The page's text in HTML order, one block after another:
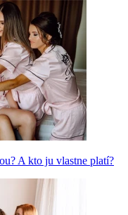
A kto ju vlastne platí?